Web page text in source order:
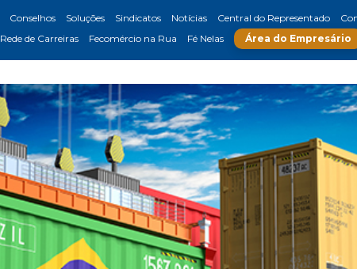
Conselhos Soluções Sindicatos Notícias Central do Representado
Rede de Carreiras Fecomércio na Rua Fé Nelas Área do Empresário